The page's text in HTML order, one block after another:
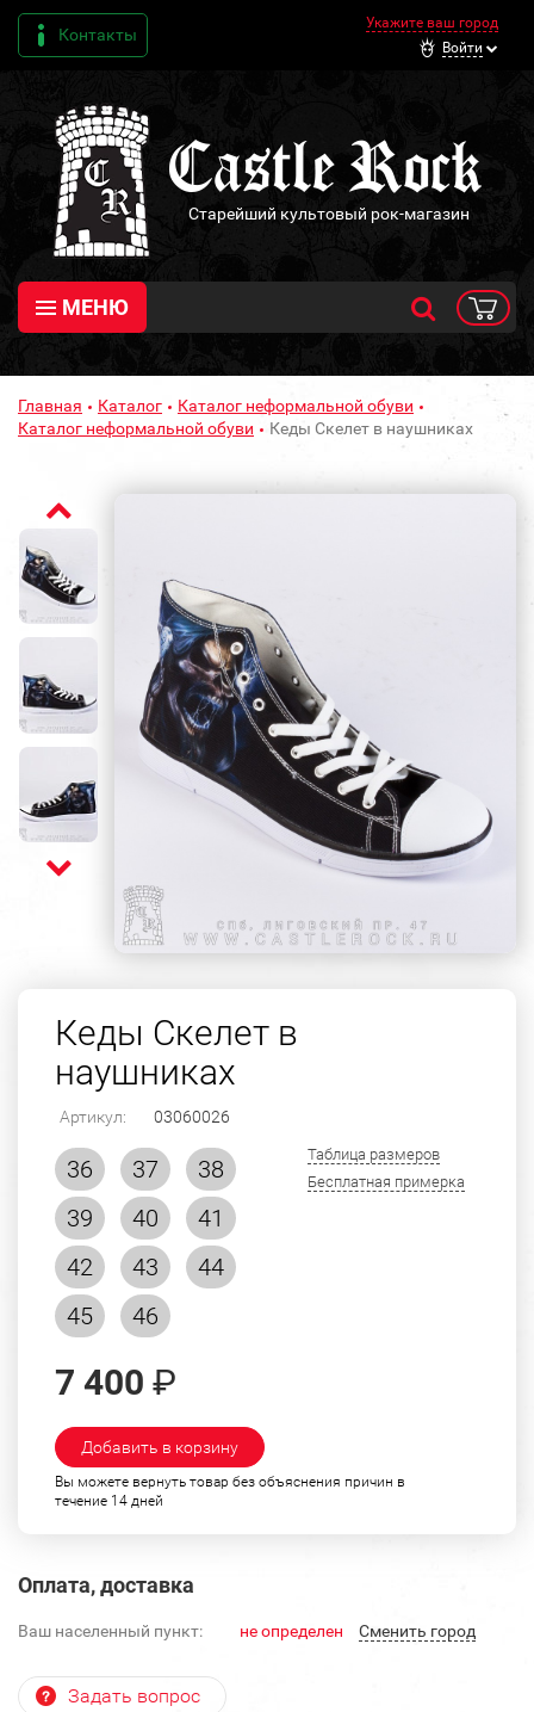
Контакты
Укажите ваш город
Войти
Старейший культовый рок-магазин
МЕНЮ
Главная Каталог
Каталог неформальной обуви
Каталог неформальной обуви
Кеды Скелет в наушниках
Кеды Скелет в
наушниках
Артикул: 03060026
36 37
38
39
40
41
42
43
44
45
46
Таблица размеров
Бесплатная примерка
7 400 ₽
Добавить в корзину
Вы можете вернуть товар без объяснения причин в
течение 14 дней
Оплата, доставка
Ваш населенный пункт: не определен Cменить город
Задать вопрос